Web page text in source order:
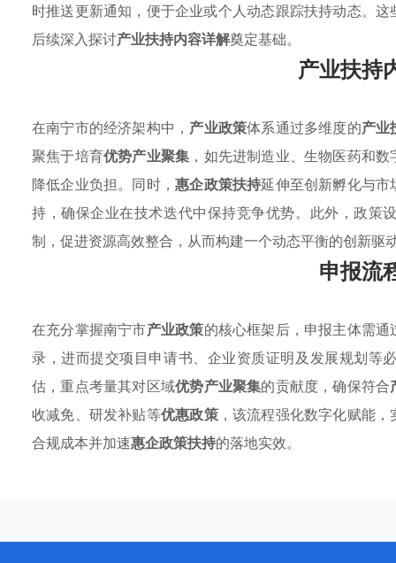
时推送更新通知，便于企业或个人动态跟踪扶持动态。
后续深入探讨产业扶持内容详解奠定基础。
产业扶持
在南宁市的经济架构中， 产业政策体系通过多维度的产业
聚焦于培育优势产业聚集 ，如先进制造业、生物医药和
降低企业负担。同时，惠企政策扶持延伸至创新孵化与
持，确保企业在技术迭代中保持竞争优势。此外，政策
制，促进资源高效整合，从而构建一个动态平衡的创新驱
申报流
在充分掌握南宁市产业政策的核心框架后，申报主体需
录，进而提交项目申请书、企业资质证明及发展规划等
估，重点考量其对区域优势产业聚集的贡献度，确保符合
收减免、研发补贴等优惠政策，该流程强化数字化赋能
合规成本并加速惠企政策扶持的落地实效。